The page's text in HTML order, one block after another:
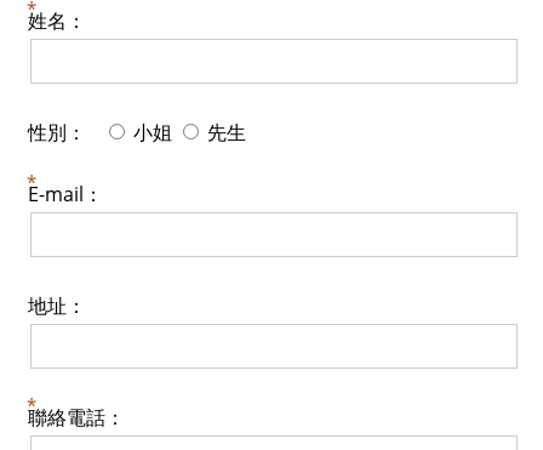
姓名：
性別： 小姐 先生
E-mail：
地址：
聯絡電話：